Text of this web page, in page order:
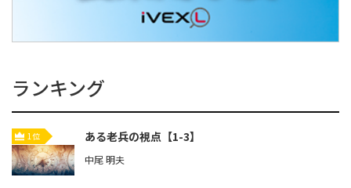
ランキング
1位 ある老兵の視点【1-3】
中尾 明夫